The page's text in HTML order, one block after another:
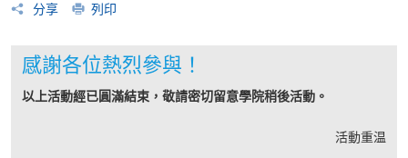
分享
列印
感謝各位熱烈參與！
以上活動經已圓滿結束，敬請密切留意學院稍後活動。
活動重温